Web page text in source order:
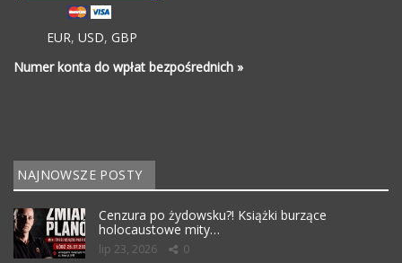
EUR, USD, GBP
Numer konta do wpłat bezpośrednich »
NAJNOWSZE POSTY
Cenzura po żydowsku?! Książki burzące
holocaustowe mity…
lip 23, 2026 0